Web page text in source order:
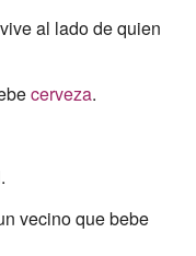
al lado de quien
cerveza.
vecino que bebe